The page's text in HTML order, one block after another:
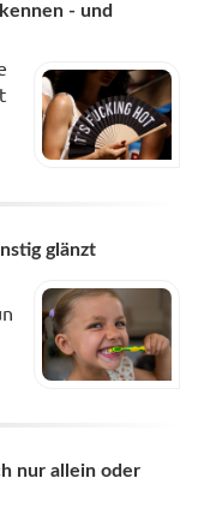
- und
glänzt
nur allein oder